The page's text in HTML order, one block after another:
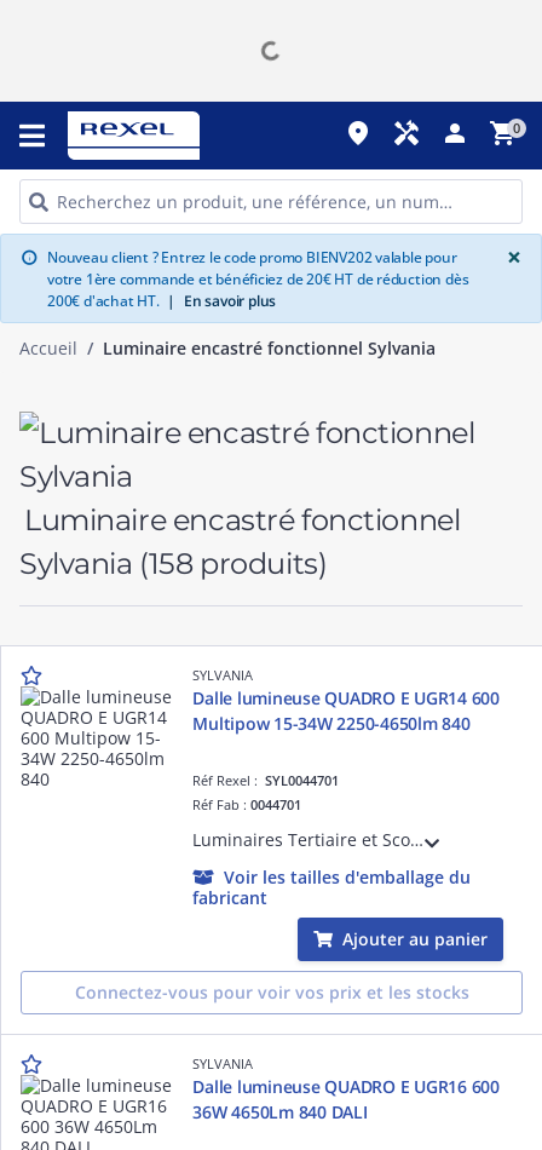
place handyman person shopping_cart0
info Nouveau client ? Entrez le code promo BIENV202 valable pour
votre 1ère commande et bénéficiez de 20€ HT de réduction dès
200€ d'achat HT. | En savoir plus
×
Accueil Luminaire encastré fonctionnel Sylvania
Luminaire encastré fonctionnel
Sylvania (158 produits)
SYLVANIA
Dalle lumineuse QUADRO E UGR14 600
Multipow 15-34W 2250-4650lm 840
Réf Rexel :SYL0044701
Réf Fab :0044701
Luminaires Tertiaire et Scolaire - QUADRO Dalle lumineuse architecturale à encastrer UGR14 600 Multipow 15-34W 2250-4650lm 840
Voir les tailles d'emballage du
fabricant
Ajouter au panier
Connectez-vous pour voir vos prix et les stocks
SYLVANIA
Dalle lumineuse QUADRO E UGR16 600
36W 4650Lm 840 DALI